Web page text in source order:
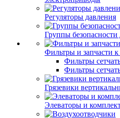
Регуляторы давления
Группы безопасности
Фильтры и запчасти
Фильтры
Фильтры
Грязевики
Элеваторы и